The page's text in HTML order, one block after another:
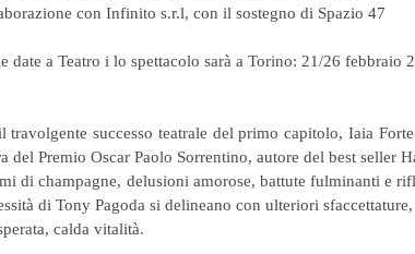
con Infinito s.r.l, con il sostegno di Spazio 47
date a Teatro i lo spettacolo sarà a Torino: 21/26 febbraio
travolgente successo teatrale del primo capitolo, Iaia
del Premio Oscar Paolo Sorrentino, autore del best seller
di champagne, delusioni amorose, battute fulminanti e
di Tony Pagoda si delineano con ulteriori
calda vitalità.